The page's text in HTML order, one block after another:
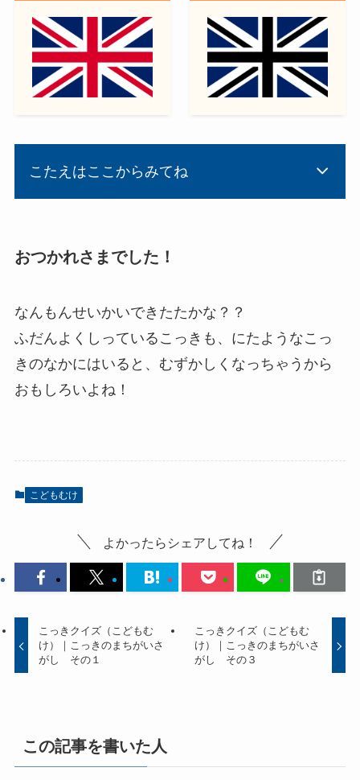
こたえはここからみてね
おつかれさまでした！
なんもんせいかいできたたかな？？
ふだんよくしっているこっきも、にたようなこっ
きのなかにはいると、むずかしくなっちゃうから
おもしろいよね！
こどもむけ
よかったらシェアしてね！
こっきクイズ（こどもむ
け）｜こっきのまちがいさ
がし その１
こっきクイズ（こどもむ
け）｜こっきのまちがいさ
がし その３
この記事を書いた人